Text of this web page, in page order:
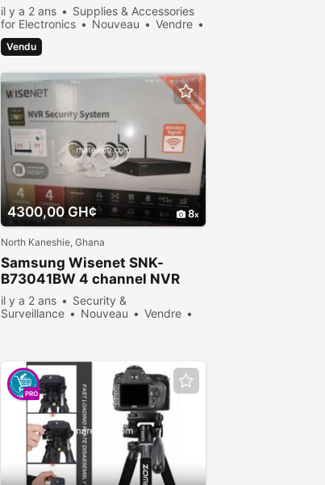
il y a 2 ans
Supplies & Accessories
for Electronics
Nouveau
Vendre
2200 personnes consultées
Vendu
4300,00 GH¢ 8
North Kaneshie, Ghana
Samsung Wisenet SNK-
B73041BW 4 channel NVR
Surveillance System with 1TB
HD Remote view
il y a 2 ans
Security &
Surveillance
Nouveau
Vendre
PRO